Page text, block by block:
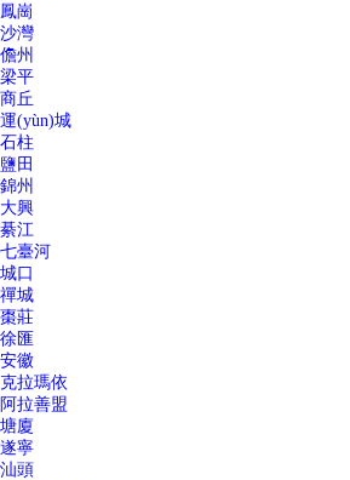
鳳崗
沙灣
儋州
梁平
商丘
運(yùn)城
石柱
鹽田
錦州
大興
綦江
七臺河
城口
禪城
棗莊
徐匯
安徽
克拉瑪依
阿拉善盟
塘廈
遂寧
汕頭